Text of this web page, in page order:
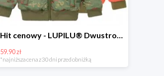
Hit cenowy - LUPILU® Dwustronna kurtka dziecięca z polarem
59.90 zł
*najniższa cena z 30 dni przed obniżką